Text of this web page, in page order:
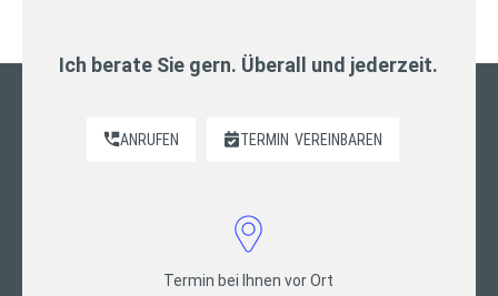
Ich berate Sie gern. Überall und jederzeit.
ANRUFEN TERMIN VEREINBAREN
Termin bei Ihnen vor Ort